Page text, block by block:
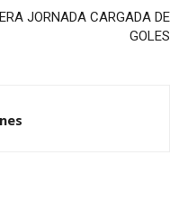
JORNADA CARGADA DE
GOLES